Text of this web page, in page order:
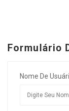
Formulário
Nome De